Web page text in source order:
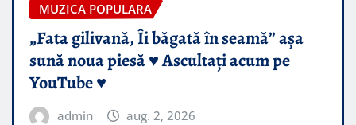
MUZICA POPULARA
„Fata gilivană, Îi băgată în seamă” așa
sună noua piesă ♥️ Ascultați acum pe
YouTube ♥️
admin aug. 2, 2026